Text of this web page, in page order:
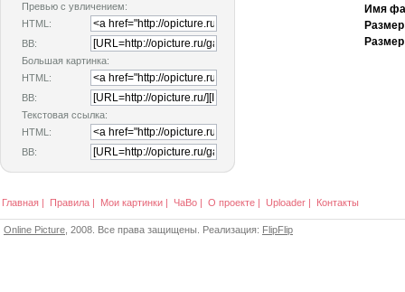
Превью с увличением:
HTML:
BB:
Большая картинка:
HTML:
BB:
Текстовая ссылка:
HTML:
BB:
Имя
Главная | Правила | Мои картинки | ЧаВо | О проекте | Uploader | Контакты
Online Picture , 2008. Все права защищены. Реализация: FlipFlip